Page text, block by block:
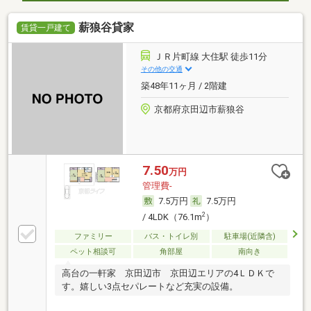
賃貸一戸建て 薪狼谷貸家
ＪＲ片町線 大住駅 徒歩11分
その他の交通
築48年11ヶ月 / 2階建
京都府京田辺市薪狼谷
7.50万円
管理費-
7.5万円
7.5万円
/ 4LDK（76.1m2）
ファミリー バス・トイレ別
駐車場(近隣含)
ペット相談可
角部屋 南向き
高台の一軒家 京田辺市 京田辺エリアの4ＬＤＫで
す。嬉しい3点セパレートなど充実の設備。